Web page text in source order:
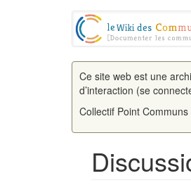
Ce site web est une
d’interaction (se
Collectif Point Communs